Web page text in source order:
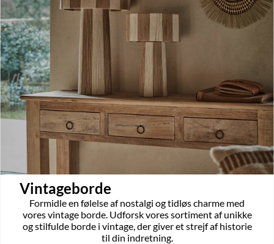
Vintageborde
Formidle en følelse af nostalgi og tidløs charme med
vores vintage borde. Udforsk vores sortiment af unikke
og stilfulde borde i vintage, der giver et strejf af historie
til din indretning.